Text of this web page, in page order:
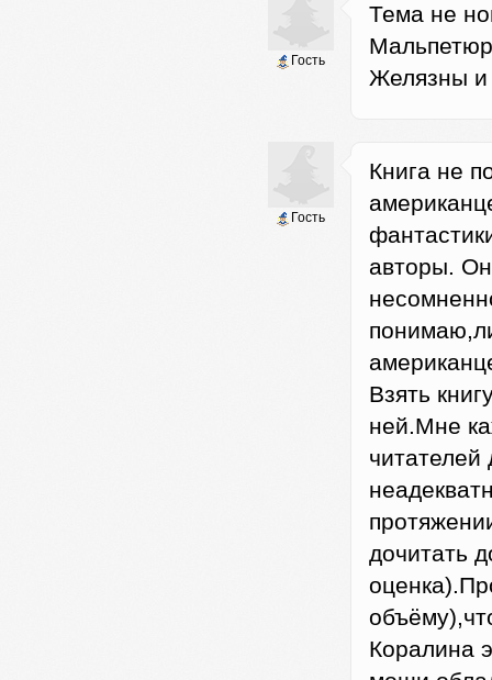
Гость
Тема не
Желязны и
Гость
Книга не
авторы.
Взять
ней.Мне
дочитать
Коралина